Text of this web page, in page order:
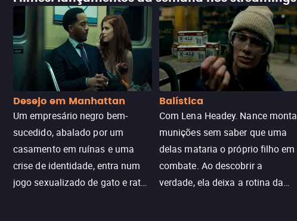
Desejo em Manhattan
Um empresário negro bem-
sucedido, abalado por um
casamento em ruínas e uma
crise de identidade, entra num
jogo sexualizado de gato e rato
Balística
Com Lena Headey. Nance monta
munições sem saber que uma
delas mataria o próprio filho em
combate. Ao descobrir a
verdade, ela deixa a rotina da